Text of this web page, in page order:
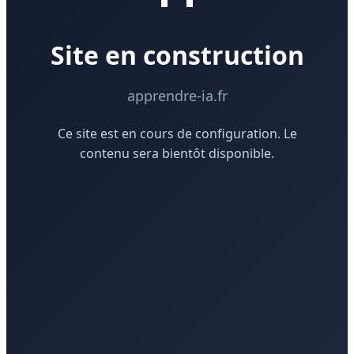
Site en construction
apprendre-ia.fr
Ce site est en cours de configuration. Le
contenu sera bientôt disponible.